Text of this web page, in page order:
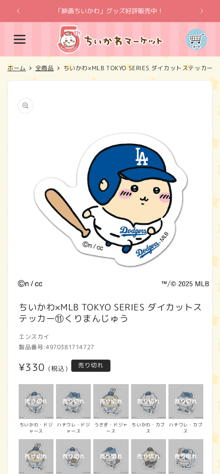
ンツに
進む
「映画ちいかわ」グッズ好評販売中！
カ
ー
ト
ホーム 全商品 ちいかわ×MLB TOKYO SERIES ダイカットステッカー
報にス
キップ
ちいかわ×MLB TOKYO SERIES ダイカットス
テッカー⑪くりまんじゅう
エンスカイ
製品番号:4970381714727
通
常
価
格
¥330 (税込) 売り切れ
ちいかわ・ドジ
ャース
ハチワレ・ドジ
ャース
うさぎ・ドジャ
ース
ちいかわ・カブ
ス
ハチワレ・カブ
ス